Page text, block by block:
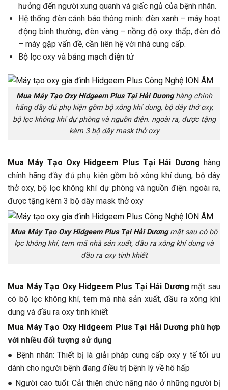
hưởng đến người xung quanh và giấc ngủ của bệnh nhân.
Hệ thống đèn cảnh báo thông minh: đèn xanh – máy hoạt
động bình thường, đèn vàng – nồng độ oxy thấp, đèn đỏ
– máy gặp vấn đề, cần liên hệ với nhà cung cấp.
Bộ lọc oxy và bảng mạch điện tử
Mua Máy Tạo Oxy Hidgeem Plus Tại Hải Dương hàng chính
hãng đầy đủ phụ kiện gồm bộ xông khí dung, bộ dây thở oxy,
bộ lọc không khí dự phòng và nguồn điện. ngoài ra, được tặng
kèm 3 bộ dây mask thở oxy
Mua Máy Tạo Oxy Hidgeem Plus Tại Hải Dương hàng
chính hãng đầy đủ phụ kiện gồm bộ xông khí dung, bộ dây
thở oxy, bộ lọc không khí dự phòng và nguồn điện. ngoài ra,
được tặng kèm 3 bộ dây mask thở oxy
Mua Máy Tạo Oxy Hidgeem Plus Tại Hải Dương mặt sau có bộ
lọc không khí, tem mã nhà sản xuất, đầu ra xông khí dung và
đầu ra oxy tinh khiết
Mua Máy Tạo Oxy Hidgeem Plus Tại Hải Dương mặt sau
có bộ lọc không khí, tem mã nhà sản xuất, đầu ra xông khí
dung và đầu ra oxy tinh khiết
Mua Máy Tạo Oxy Hidgeem Plus Tại Hải Dương phù hợp
với nhiều đối tượng sử dụng
● Bệnh nhân: Thiết bị là giải pháp cung cấp oxy y tế tối ưu
dành cho người bệnh đang điều trị bệnh lý về hô hấp
● Người cao tuổi: Cải thiện chức năng não ở những người bị